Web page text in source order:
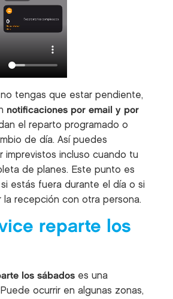
tengas que estar pendiente,
notificaciones por email y por
el reparto programado o
de día. Así puedes
imprevistos incluso cuando tu
de planes. Este punto es
estás fuera durante el día o si
la recepción con otra persona.
reparte los
los sábados es una
ocurrir en algunas zonas,